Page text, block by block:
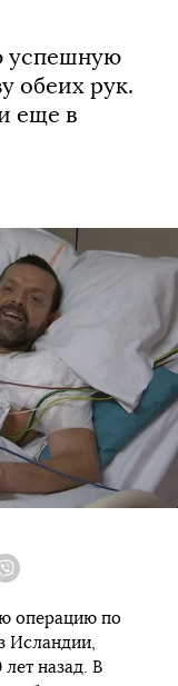
успешную
обеих рук.
еще в
операцию по
Исландии,
назад. В